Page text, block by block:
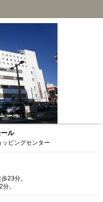
ル
ピングセンター
23分。
。